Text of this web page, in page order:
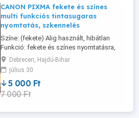
CANON PIXMA fekete és színes
multi funkciós tintasugaras
nyomtatás, szkennelés
Színe: (fekete) Alig használt, hibátlan
Funkció: fekete és színes nyomtatásra,
másolásra, szkennelésre alkalmas.
Nyomtatási felbontás: max. 4800 1200 dpi
Debrecen, Hajdú-Bihar
július 30
5 000 Ft
7 000 Ft